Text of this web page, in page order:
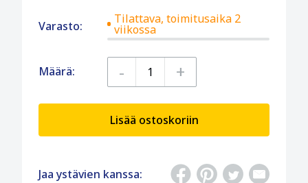
Varasto:
Tilattava, toimitusaika 2
viikossa
Määrä: - +
Lisää ostoskoriin
Jaa ystävien kanssa: